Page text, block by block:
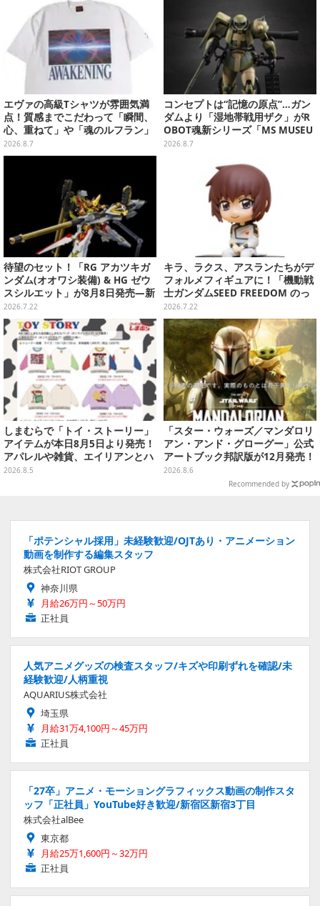
エヴァの高級Tシャツが雰囲気満
点！質感までこだわって「瞬間、
心、重ねて」や「魂のルフラン」
をフィーチャー
2026.8.7
コンセプトは“記憶の原点”…ガン
ダムより「湿地帯戦用ザク」がR
OBOT魂新シリーズ「MS MUSEU
M」で商品化！博物館イメージの
2026.8.7
待望のセット！「RG アカツキガ
ンダム(オオワシ装備) & HG ゼウ
スシルエット」が8月8日発売―新
規造形の股関節強化パーツも付属
2026.7.22
キラ、ラクス、アスランたちがデ
フォルメフィギュアに！「機動戦
士ガンダムSEED FREEDOM のっ
かるんです♪」予約締切間近
2026.7.22
しまむらで「トイ・ストーリー」
アイテムが本日8月5日より発売！
アパレルや雑貨、エイリアンとハ
ムのダイカットクッションなど盛
2026.8.5
「スター・ウォーズ／マンダロリ
アン・アンド・グローグー」公式
アートブック邦訳版が12月発売！
映画のコンセプトアートやスケッ
2026.8.6
Recommended by
「ポテンシャル採用」未経験歓迎/OJTあり・アニメーション
動画を制作する編集スタッフ
株式会社RIOT GROUP
神奈川県
月給26万円～50万円
正社員
人気アニメグッズの検査スタッフ/キズや印刷ずれを確認/未
経験歓迎/人柄重視
AQUARIUS株式会社
埼玉県
月給31万4,100円～45万円
正社員
「27卒」アニメ・モーショングラフィックス動画の制作スタ
ッフ「正社員」YouTube好き歓迎/新宿区新宿3丁目
株式会社alBee
東京都
月給25万1,600円～32万円
正社員